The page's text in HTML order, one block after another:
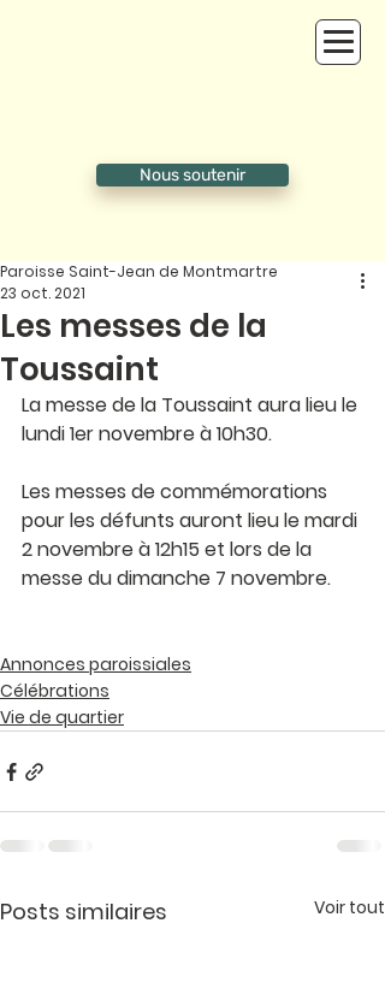
Nous soutenir
Les messes de la
Toussaint
Paroisse Saint-Jean de Montmartre
23 oct. 2021
La messe de la Toussaint aura lieu le
lundi 1er novembre à 10h30.
Les messes de commémorations
pour les défunts auront lieu le mardi
2 novembre à 12h15 et lors de la
messe du dimanche 7 novembre.
Annonces paroissiales
Célébrations
Vie de quartier
Posts similaires Voir tout